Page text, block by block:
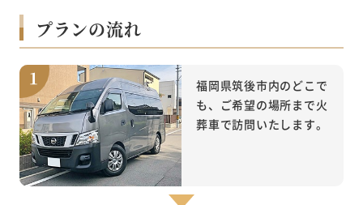
プランの流れ
福岡県筑後市内のどこで
も、ご希望の場所まで火
葬車で訪問いたします。